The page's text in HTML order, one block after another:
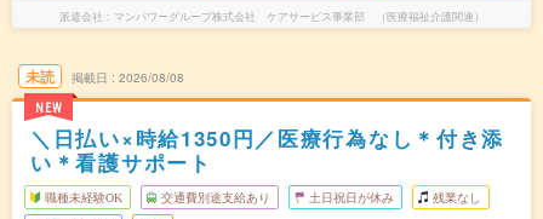
派遣会社 マンパワーグループ株式会社 ケアサービス事業部 （医療福祉介護関連）
未読
NEW
掲載日 2026/08/08
＼日払い×時給1350円／医療行為なし＊付き添
い＊看護サポート
職種未経験OK 交通費別途支給あり 土日祝日が休み 残業なし